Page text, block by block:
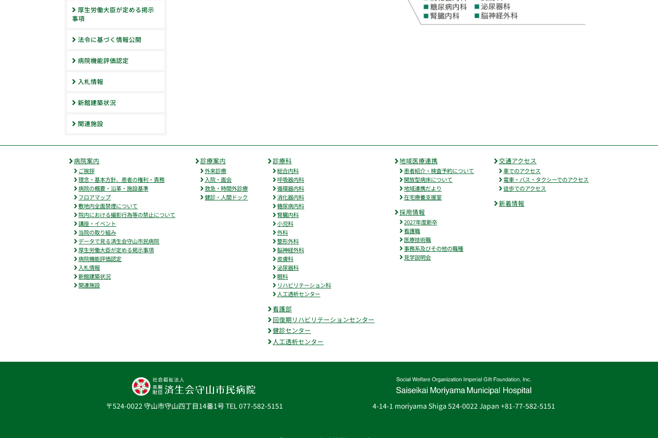
厚生労働大臣が定める掲示
事項
法令に基づく情報公開
病院機能評価認定
入札情報
新館建築状況
関連施設
病院案内
ご挨拶
理念・基本方針、患者の権利・責務
病院の概要・沿革・施設基準
フロアマップ
敷地内全面禁煙について
院内における撮影行為等の禁止について
講座・イベント
当院の取り組み
データで見る済生会守山市民病院
厚生労働大臣が定める掲示事項
病院機能評価認定
入札情報
新館建築状況
関連施設
診療案内
外来診療
入院・面会
救急・時間外診療
健診・人間ドック
診療科
総合内科
呼吸器内科
循環器内科
消化器内科
糖尿病内科
腎臓内科
小児科
外科
整形外科
脳神経外科
皮膚科
泌尿器科
眼科
リハビリテーション科
人工透析センター
看護部
回復期リハビリテーションセンター
健診センター
人工透析センター
地域医療連携
患者紹介・検査予約について
開放型病床について
地域連携だより
在宅療養支援室
採用情報
2027年度新卒
看護職
医療技術職
事務系及びその他の職種
見学説明会
交通アクセス
車でのアクセス
電車・バス・タクシーでのアクセス
徒歩でのアクセス
新着情報
〒524-0022 守山市守山四丁目14番1号TEL 077-582-5151 4-14-1 moriyama Shiga 524-0022 Japan +81-77-582-5151